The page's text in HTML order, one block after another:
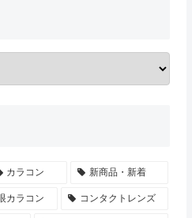
カラコン 新商品・新着
カラコン コンタクトレンズ